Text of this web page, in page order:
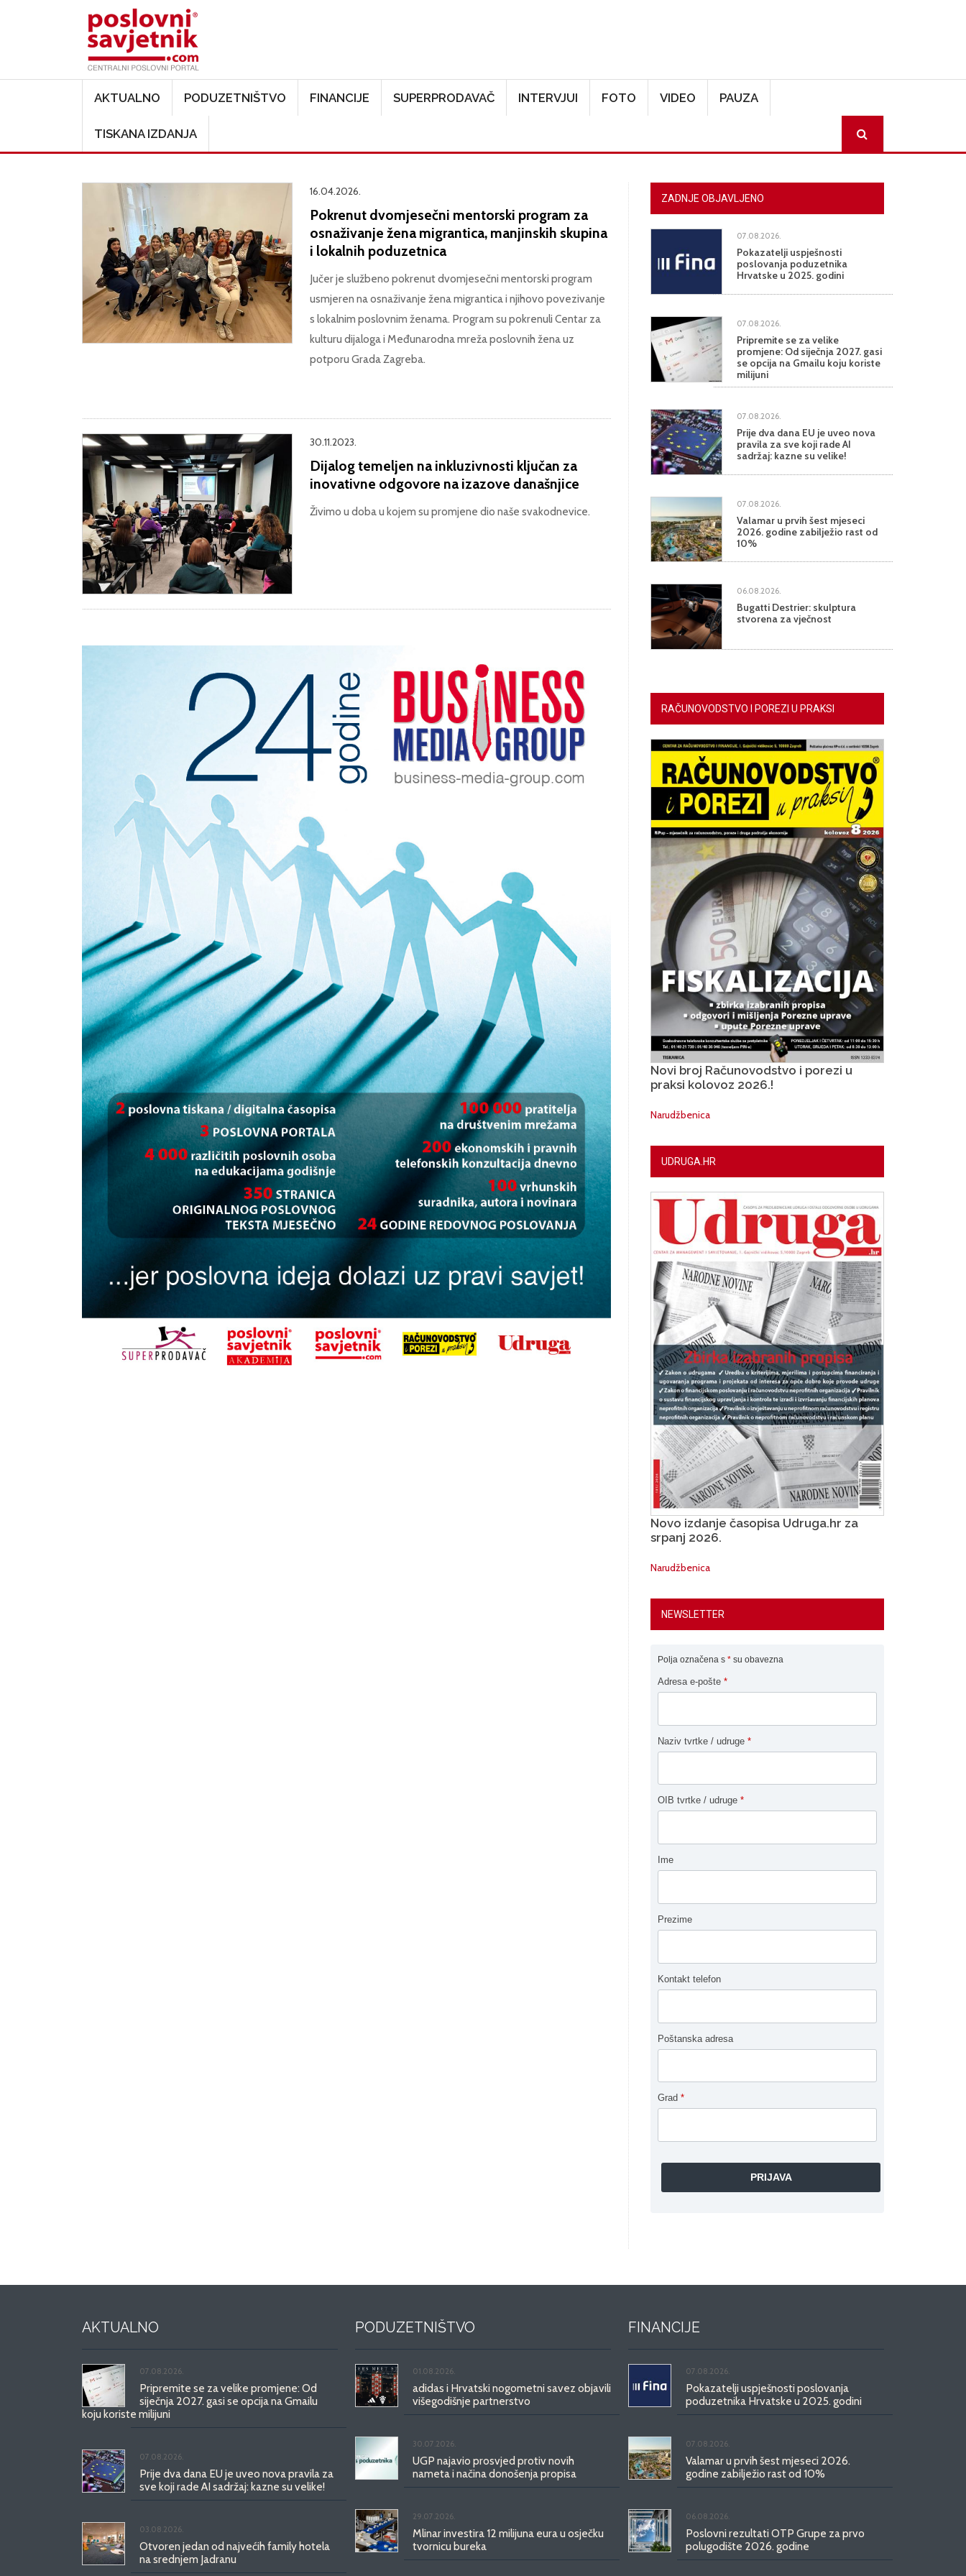
AKTUALNO PODUZETNIŠTVO FINANCIJE SUPERPRODAVAČ INTERVJUI FOTO VIDEO PAUZA
TISKANA IZDANJA
16.04.2026.
Pokrenut dvomjesečni mentorski program za
osnaživanje žena migrantica, manjinskih skupina
i lokalnih poduzetnica
Jučer je službeno pokrenut dvomjesečni mentorski program
usmjeren na osnaživanje žena migrantica i njihovo povezivanje
s lokalnim poslovnim ženama. Program su pokrenuli Centar za
kulturu dijaloga i Međunarodna mreža poslovnih žena uz
potporu Grada Zagreba.
30.11.2023.
Dijalog temeljen na inkluzivnosti ključan za
inovativne odgovore na izazove današnjice
Živimo u doba u kojem su promjene dio naše svakodnevice.
ZADNJE OBJAVLJENO
07.08.2026.
Pokazatelji uspješnosti
poslovanja poduzetnika
Hrvatske u 2025. godini
07.08.2026.
Pripremite se za velike
promjene: Od siječnja 2027. gasi
se opcija na Gmailu koju koriste
milijuni
07.08.2026.
Prije dva dana EU je uveo nova
pravila za sve koji rade AI
sadržaj: kazne su velike!
07.08.2026.
Valamar u prvih šest mjeseci
2026. godine zabilježio rast od
10%
06.08.2026.
Bugatti Destrier: skulptura
stvorena za vječnost
RAČUNOVODSTVO I POREZI U PRAKSI
Novi broj Računovodstvo i porezi u
praksi kolovoz 2026.!
Narudžbenica
UDRUGA.HR
Novo izdanje časopisa Udruga.hr za
srpanj 2026.
Narudžbenica
NEWSLETTER
Polja označena s * su obavezna
Adresa e-pošte *
Naziv tvrtke / udruge *
OIB tvrtke / udruge *
Ime
Prezime
Kontakt telefon
Poštanska adresa
Grad *
AKTUALNO
07.08.2026.
Pripremite se za velike promjene: Od
siječnja 2027. gasi se opcija na Gmailu
koju koriste milijuni
07.08.2026.
Prije dva dana EU je uveo nova pravila za
sve koji rade AI sadržaj: kazne su velike!
03.08.2026.
Otvoren jedan od najvećih family hotela
na srednjem Jadranu
PODUZETNIŠTVO
01.08.2026.
adidas i Hrvatski nogometni savez objavili
višegodišnje partnerstvo
30.07.2026.
UGP najavio prosvjed protiv novih
nameta i načina donošenja propisa
29.07.2026.
Mlinar investira 12 milijuna eura u osječku
tvornicu bureka
FINANCIJE
07.08.2026.
Pokazatelji uspješnosti poslovanja
poduzetnika Hrvatske u 2025. godini
07.08.2026.
Valamar u prvih šest mjeseci 2026.
godine zabilježio rast od 10%
06.08.2026.
Poslovni rezultati OTP Grupe za prvo
polugodište 2026. godine